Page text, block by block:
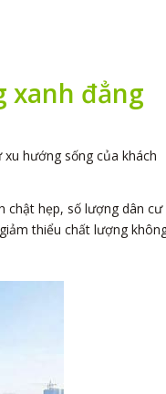
xanh đẳng
hướng sống của khách
chật hẹp, số lượng dân cư
thiểu chất lượng